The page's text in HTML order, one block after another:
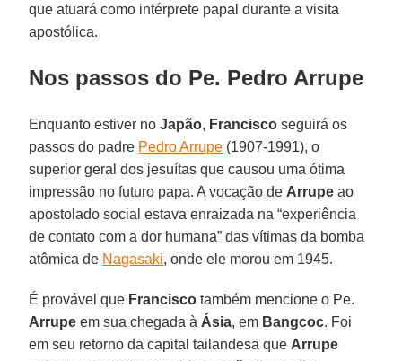
que atuará como intérprete papal durante a visita
apostólica.
Nos passos do Pe. Pedro Arrupe
Enquanto estiver noJapão, Francisco seguirá os
passos do padre Pedro Arrupe (1907-1991), o
superior geral dos jesuítas que causou uma ótima
impressão no futuro papa. A vocação de Arrupe ao
apostolado social estava enraizada na “experiência
de contato com a dor humana” das vítimas da bomba
atômica de Nagasaki, onde ele morou em 1945.
É provável que Francisco também mencione o Pe.
Arrupe em sua chegada à Ásia, em Bangcoc. Foi
em seu retorno da capital tailandesa que Arrupe